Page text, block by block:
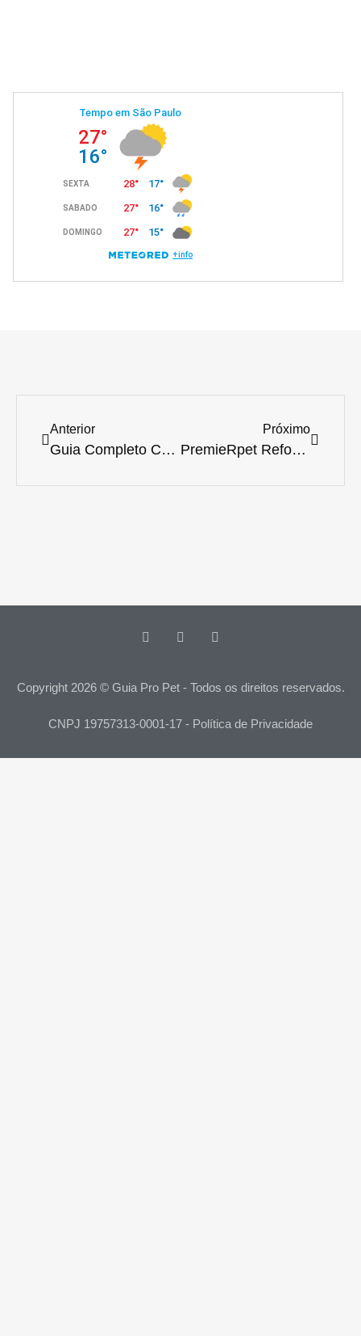
Anterior
Guia Completo Cães Brasil: Tudo que Tutores Precisam Saber para um Companheiro Feliz e Saudável
Próximo
PremieRpet Reforça Liderança Científica no 2º CBNEV com Foco em Nutrição Clínica e Oncologia Veterinária
Copyright 2026 © Guia Pro Pet - Todos os direitos reservados.
CNPJ 19757313-0001-17 - Política de Privacidade